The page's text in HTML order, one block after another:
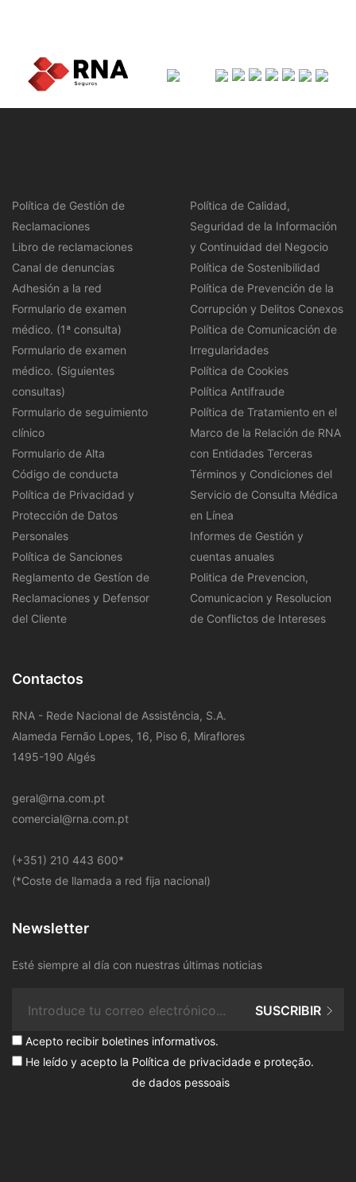
Política de Gestión de
Reclamaciones
Libro de reclamaciones
Canal de denuncias
Adhesión a la red
Formulario de examen
médico. (1ª consulta)
Formulario de examen
médico. (Siguientes
consultas)
Formulario de seguimiento
clínico
Formulario de Alta
Código de conducta
Política de Privacidad y
Protección de Datos
Personales
Política de Sanciones
Reglamento de Gestíon de
Reclamaciones y Defensor
del Cliente
Política de Calidad,
Seguridad de la Información
y Continuidad del Negocio
Política de Sostenibilidad
Política de Prevención de la
Corrupción y Delitos Conexos
Política de Comunicación de
Irregularidades
Política de Cookies
Política Antifraude
Política de Tratamiento en el
Marco de la Relación de RNA
con Entidades Terceras
Términos y Condiciones del
Servicio de Consulta Médica
en Línea
Informes de Gestión y
cuentas anuales
Politica de Prevencion,
Comunicacion y Resolucion
de Conflictos de Intereses
Contactos
RNA - Rede Nacional de Assistência, S.A.
Alameda Fernão Lopes, 16, Piso 6, Miraflores
1495-190 Algés
geral@rna.com.pt
comercial@rna.com.pt
​(+351) 210 443 600*
(*Coste de llamada a red fija nacional)
Newsletter
Esté siempre al día con nuestras últimas noticias
Acepto recibir boletines informativos.
He leído y acepto la Política de privacidade e proteção
de dados pessoais
.
SUSCRIBIR